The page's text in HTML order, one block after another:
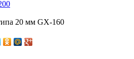
20 мм GX-160